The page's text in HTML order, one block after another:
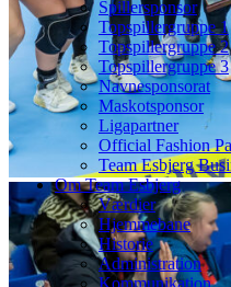
Spillersponsor
Topspillergruppe 1
Topspillergruppe 2
Topspillergruppe 3
Navnesponsorat
Maskotsponsor
Ligapartner
Official Fashion
Team Esbjerg
Om Team Esbjerg
Værdier
Hjemmebane
Historie
Administration
Kommunikation